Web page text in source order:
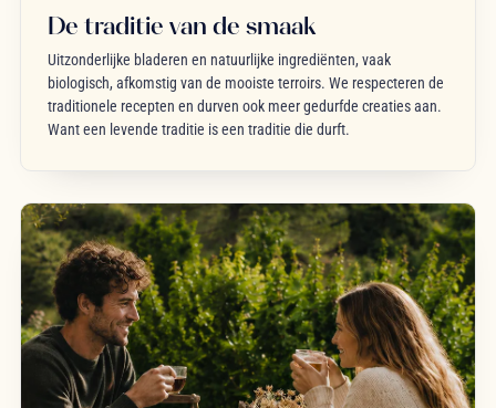
De traditie van de smaak
Uitzonderlijke bladeren en natuurlijke ingrediënten, vaak
biologisch, afkomstig van de mooiste terroirs. We respecteren de
traditionele recepten en durven ook meer gedurfde creaties aan.
Want een levende traditie is een traditie die durft.